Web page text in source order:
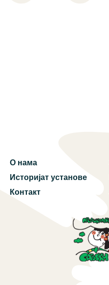
О нама
Историјат установе
Контакт